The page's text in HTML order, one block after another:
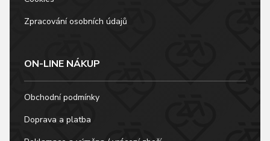
Zpracování osobních údajů
ON-LINE NÁKUP
Obchodní podmínky
Doprava a platba